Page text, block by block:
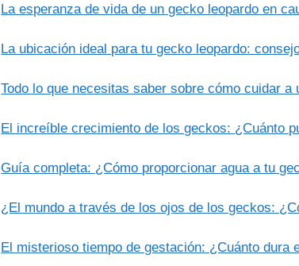
La esperanza de vida de un gecko leopardo en
La ubicación ideal para tu gecko leopardo:
Todo lo que necesitas saber sobre cómo cuidar
El increíble crecimiento de los geckos: ¿Cuánto
Guía completa: ¿Cómo proporcionar agua a tu
¿El mundo a través de los ojos de los geckos:
El misterioso tiempo de gestación: ¿Cuánto dura